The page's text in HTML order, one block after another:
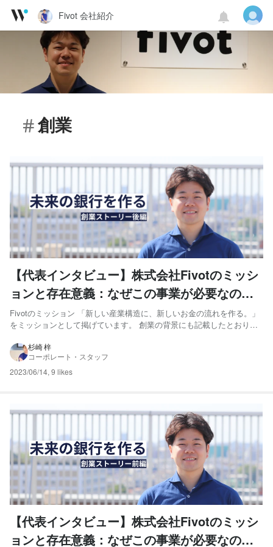
Fivot 会社紹介
創業
【代表インタビュー】株式会社Fivotのミッシ
ョンと存在意義：なぜこの事業が必要なの
か。（後編）
Fivotのミッション 「新しい産業構造に、新しいお金の流れを作る。」
をミッションとして掲げています。 創業の背景にも記載したとおり、
通し、経済発展に資することができるか、というのが私たちのコアの想
いです。 その中でも、私たちがいま取り組んでいるの...
杉崎 梓
コーポレート・スタッフ
2023/06/14, 9 likes
【代表インタビュー】株式会社Fivotのミッシ
ョンと存在意義：なぜこの事業が必要なの